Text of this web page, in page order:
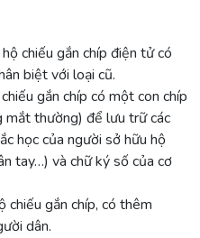
chiếu gắn chíp điện tử có
biệt với loại cũ.
gắn chíp có một con chíp
mắt thường) để lưu trữ các
học của người sở hữu hộ
tay…) và chữ ký số của cơ
chiếu gắn chíp, có thêm
dân.